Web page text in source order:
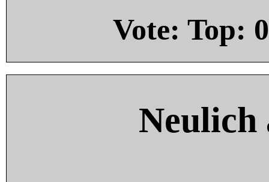
Vote: Top: 0
Neulich